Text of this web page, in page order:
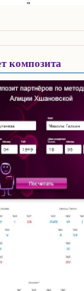
композита